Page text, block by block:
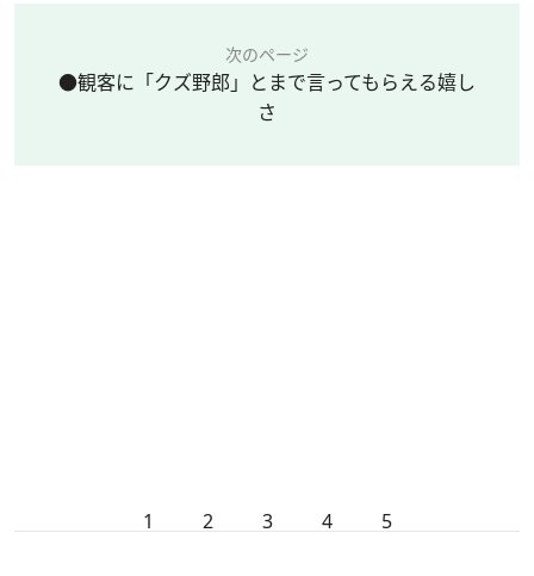
次のページ
●観客に「クズ野郎」とまで言ってもらえる嬉し
さ
1 2 3 4 5